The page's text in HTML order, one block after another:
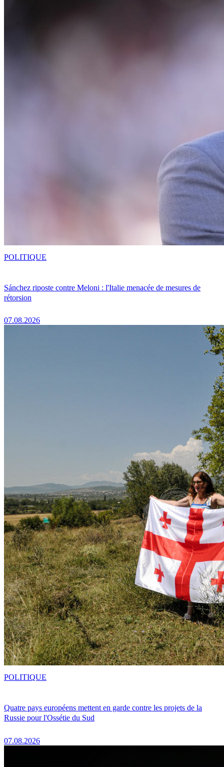
Sánchez riposte contre Meloni : l'Italie menacée de mesures de
rétorsion
07.08.2026
POLITIQUE
Quatre pays européens mettent en garde contre les projets de la
Russie pour l'Ossétie du Sud
07.08.2026
POLITIQUE